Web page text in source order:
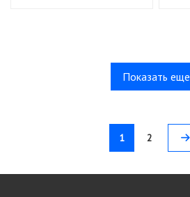
Показать еще
1 2